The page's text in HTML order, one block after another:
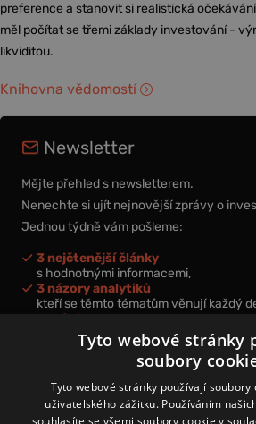
preference a stanovit si realistická
měl počítat se třemi základy investování -
likviditou.
Knihovna vědomostí
Newsletter
Mějte přehled s newsletterem.
Nenechte si ujít nejnovější zprávy o
Jednou týdně vám pošleme:
3 nejčtenější články
s hodnotnými informacemi,
3 názory analytiků
kteří se těmto tématům věnují každý
nová videa a podcasty
k prohloubení vašich znalostí.
Tyto webové stránky
soubory
Tyto webové stránky používají soubory
uživatelského zážitku. Používáním
souhlasíte se všemi soubory cookie v